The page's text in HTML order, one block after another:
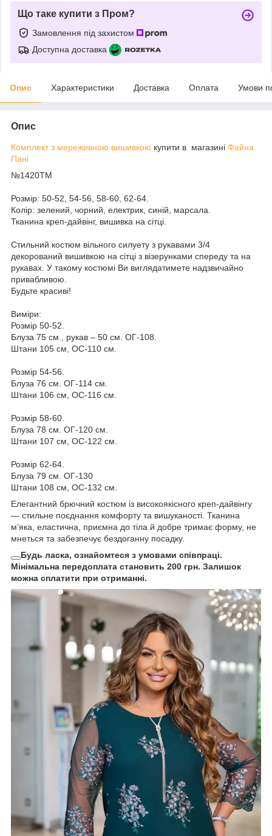
Що таке купити з Пром?
Замовлення під захистом
Доступна доставка
Опис Характеристики Доставка Оплата Умови
Опис
Комплект з мереживною вишивкою купити в магазині Файна
Пані
№1420ТМ
Розмір: 50-52, 54-56, 58-60, 62-64.
Колір: зелений, чорний, електрик, синій, марсала.
Тканина креп-дайвінг, вишивка на сітці.
Стильний костюм вільного силуету з рукавами 3/4
декорований вишивкою на сітці з візерунками спереду та на
рукавах. У такому костюмі Ви виглядатимете надзвичайно
привабливою.
Будьте красиві!
Виміри:
Розмір 50-52.
Блуза 75 см., рукав – 50 см. ОГ-108.
Штани 105 см, ОС-110 см.
Розмір 54-56.
Блуза 76 см. ОГ-114 см.
Штани 106 см, ОС-116 см.
Розмір 58-60.
Блуза 78 см. ОГ-120 см.
Штани 107 см, ОС-122 см.
Розмір 62-64.
Блуза 79 см. ОГ-130
Штани 108 см, ОС-132 см.
Елегантний брючний костюм із високоякісного креп-дайвінгу
— стильне поєднання комфорту та вишуканості. Тканина
м’яка, еластична, приємна до тіла й добре тримає форму, не
мнеться та забезпечує бездоганну посадку.
Будь ласка, ознайомтеся з умовами співпраці.
Мінімальна передоплата становить 200 грн. Залишок
можна сплатити при отриманні.